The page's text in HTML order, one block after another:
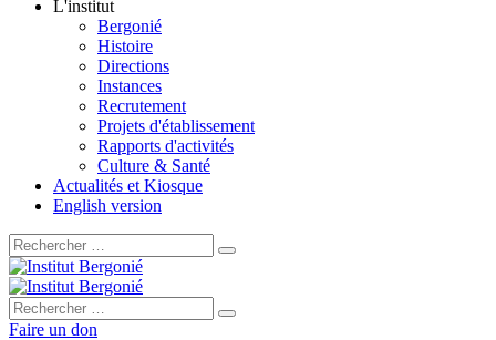
L'institut
Bergonié
Histoire
Directions
Instances
Recrutement
Projets d'établissement
Rapports d'activités
Culture & Santé
Actualités et Kiosque
English version
Rechercher :
Rechercher :
Faire un don